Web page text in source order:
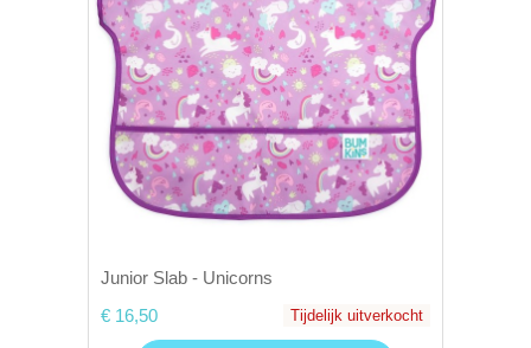
Junior Slab - Unicorns
€ 16,50
Tijdelijk uitverkocht